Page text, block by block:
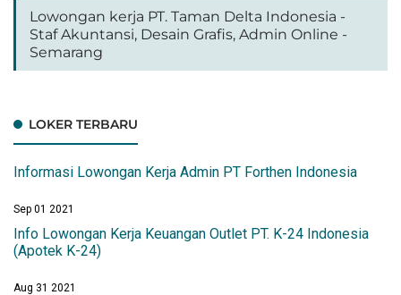
Lowongan kerja PT. Taman Delta Indonesia -
Staf Akuntansi, Desain Grafis, Admin Online -
Semarang
LOKER TERBARU
Informasi Lowongan Kerja Admin PT Forthen Indonesia
Sep 01 2021
Info Lowongan Kerja Keuangan Outlet PT. K-24 Indonesia
(Apotek K-24)
Aug 31 2021